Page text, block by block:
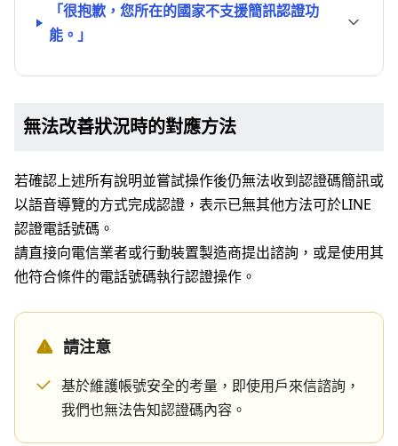
「很抱歉，您所在的國家不支援簡訊認證功
能。」
無法改善狀況時的對應方法
若確認上述所有說明並嘗試操作後仍無法收到認證碼簡訊或
以語音導覽的方式完成認證，表示已無其他方法可於LINE
認證電話號碼。
請直接向電信業者或行動裝置製造商提出諮詢，或是使用其
他符合條件的電話號碼執行認證操作。
請注意
基於維護帳號安全的考量，即使用戶來信諮詢，
我們也無法告知認證碼內容。